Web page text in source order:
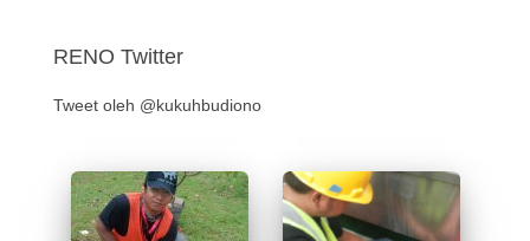
RENO Twitter
Tweet oleh @kukuhbudiono